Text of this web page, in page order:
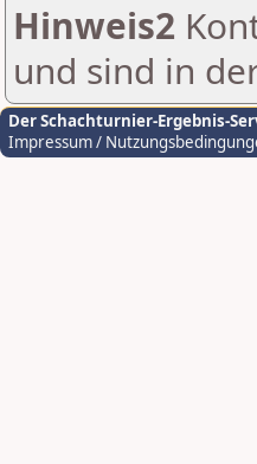
Hinweis2
und sind in
Der Schachturnier-Ergebnis-
Impressum /